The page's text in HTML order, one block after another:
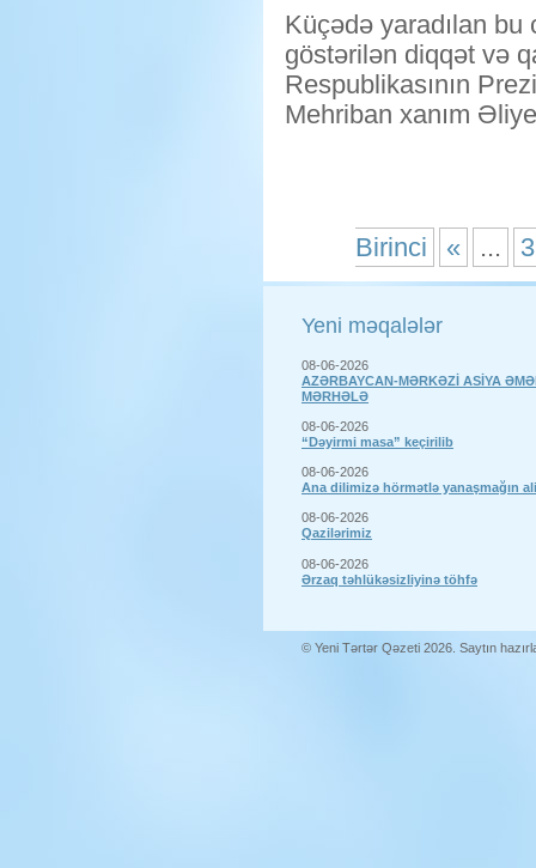
​Küçədə yaradılan
göstərilən diqqət və
Respublikasının
Mehriban xanım
Birinci « ... 3
Yeni məqalələr
08-06-2026
AZƏRBAYCAN-MƏRKƏZİ ASİYA
MƏRHƏLƏ
08-06-2026
“Dəyirmi masa” keçirilib
08-06-2026
Ana dilimizə hörmətlə yanaşmağın
08-06-2026
Qazilərimiz
08-06-2026
Ərzaq təhlükəsizliyinə töhfə
© Yeni Tərtər Qəzeti 2026. Saytın